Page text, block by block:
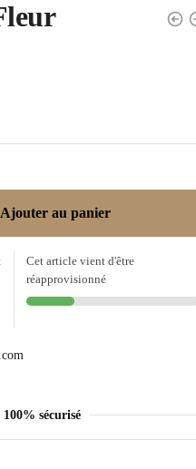
Ajouter au panier
Cet article vient d'être
réapprovisionné
sécurisé